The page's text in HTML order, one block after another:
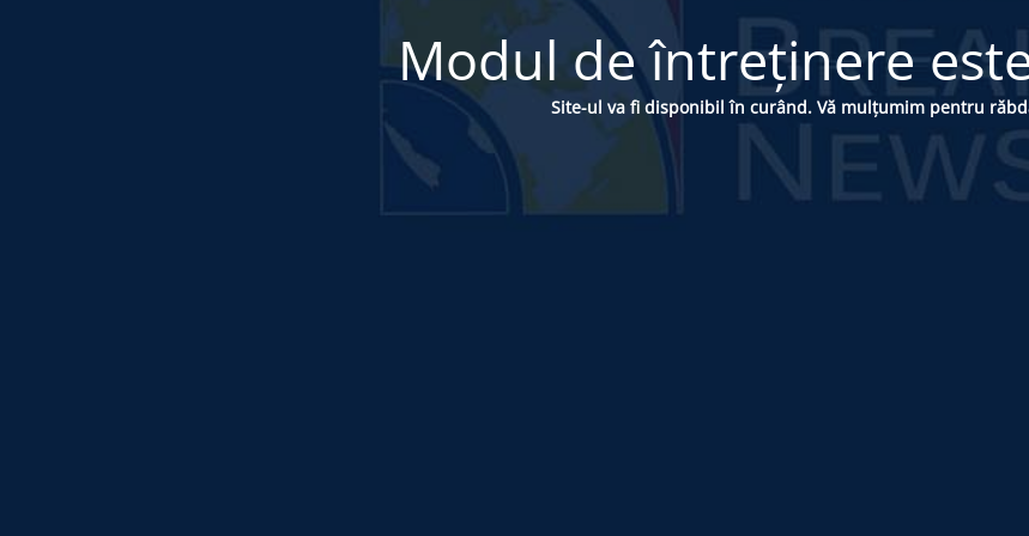
Modul de întreținere
Site-ul va fi disponibil în curând. Vă mulțumim pentru